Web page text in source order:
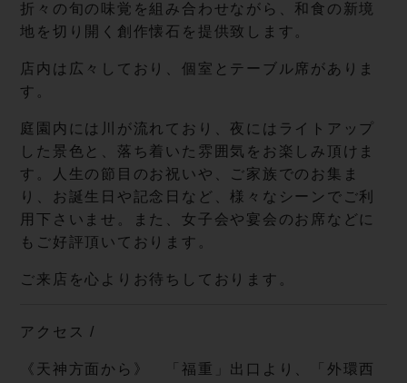
折々の旬の味覚を組み合わせながら、和食の新境
地を切り開く創作懐石を提供致します。
店内は広々しており、個室とテーブル席がありま
す。
庭園内には川が流れており、夜にはライトアップ
した景色と、落ち着いた雰囲気をお楽しみ頂けま
す。人生の節目のお祝いや、ご家族でのお集ま
り、お誕生日や記念日など、様々なシーンでご利
用下さいませ。また、女子会や宴会のお席などに
もご好評頂いております。
ご来店を心よりお待ちしております。
アクセス /
《天神方面から》 「福重」出口より、「外環西